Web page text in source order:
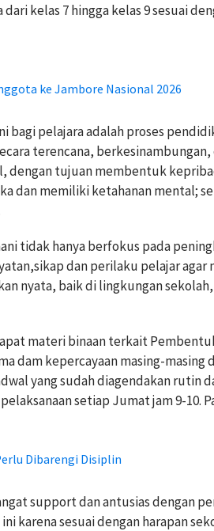
kelas 7 hingga kelas 9 sesuai
ke Jambore Nasional 2026
bagi pelajara adalah proses
terencana,
dengan tujuan membentuk
dan memiliki ketahanan mental;
tidak hanya berfokus pada
dan perilaku pelajar
nyata, baik di lingkungan
materi binaan terkait
dam kepercayaan masing-
yang sudah diagendakan rutin
setiap Jumat jam 9-10.
Dibarengi Disiplin
support dan antusias dengan
karena sesuai dengan harapan